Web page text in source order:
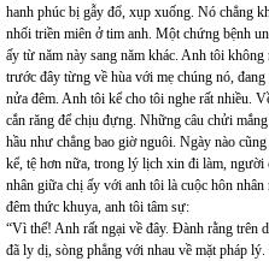
hanh phúc bị gẫy đổ, xụp xuống. Nó chẳng
nhối triền miên ở tim anh. Một chứng bệnh
ấy từ năm này sang năm khác. Anh tôi
trước đây từng về hùa với mẹ chúng nó,
nửa đêm. Anh tôi kể cho tôi nghe rất nhiều.
cắn răng để chịu đựng. Những câu chửi
hầu như chẳng bao giờ nguôi. Ngày nào
kể, tệ hơn nữa, trong lý lịch xin đi làm, người
nhân giữa chị ấy với anh tôi là cuộc hôn
đêm thức khuya, anh tôi tâm sự:
“Vì thế! Anh rất ngại về đây. Đành rằng trên
đã ly dị, sòng phẳng với nhau về mặt pháp